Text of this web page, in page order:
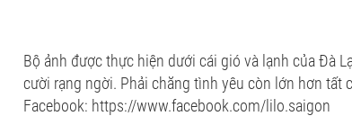
Bộ ảnh được thực hiện dưới cái gió và lạnh của Đà
cười rạng ngời. Phải chăng tình yêu còn lớn hơn tất
Facebook: https://www.facebook.com/lilo.saigon